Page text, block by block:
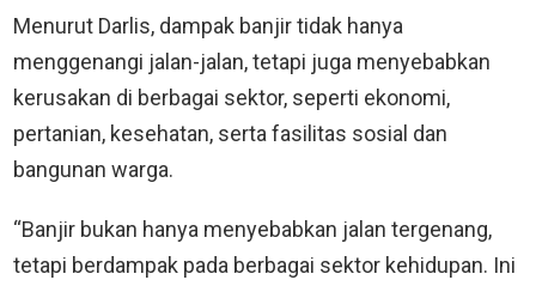
Menurut Darlis, dampak banjir tidak hanya
menggenangi jalan-jalan, tetapi juga menyebabkan
kerusakan di berbagai sektor, seperti ekonomi,
pertanian, kesehatan, serta fasilitas sosial dan
bangunan warga.
“Banjir bukan hanya menyebabkan jalan tergenang,
tetapi berdampak pada berbagai sektor kehidupan. Ini